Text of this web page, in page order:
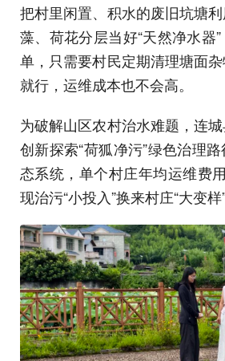
把村里闲置、积水的废旧坑塘
藻、荷花分层当好“天然净水器
单，只需要村民定期清理塘面
就行，运维成本也不会高。
为破解山区农村治水难题，连
创新探索“荷狐净污”绿色治理
态系统，单个村庄年均运维费
现治污“小投入”换来村庄“大变样”